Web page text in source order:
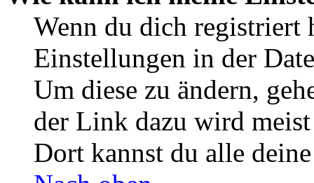
Wenn du dich registriert
Einstellungen in der
Um diese zu ändern,
der Link dazu wird
Dort kannst du alle